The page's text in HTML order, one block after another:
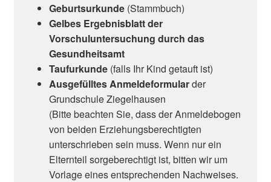
Geburtsurkunde(Stammbuch)
Gelbes Ergebnisblatt der
Vorschuluntersuchung durch das
Gesundheitsamt
Taufurkunde (falls Ihr Kind getauft ist)
Ausgefülltes Anmeldeformularder
Grundschule Ziegelhausen
(Bitte beachten Sie, dass der Anmeldebogen
von beiden Erziehungsberechtigten
unterschrieben sein muss. Wenn nur ein
Elternteil sorgeberechtigt ist, bitten wir um
Vorlage eines entsprechenden Nachweises.